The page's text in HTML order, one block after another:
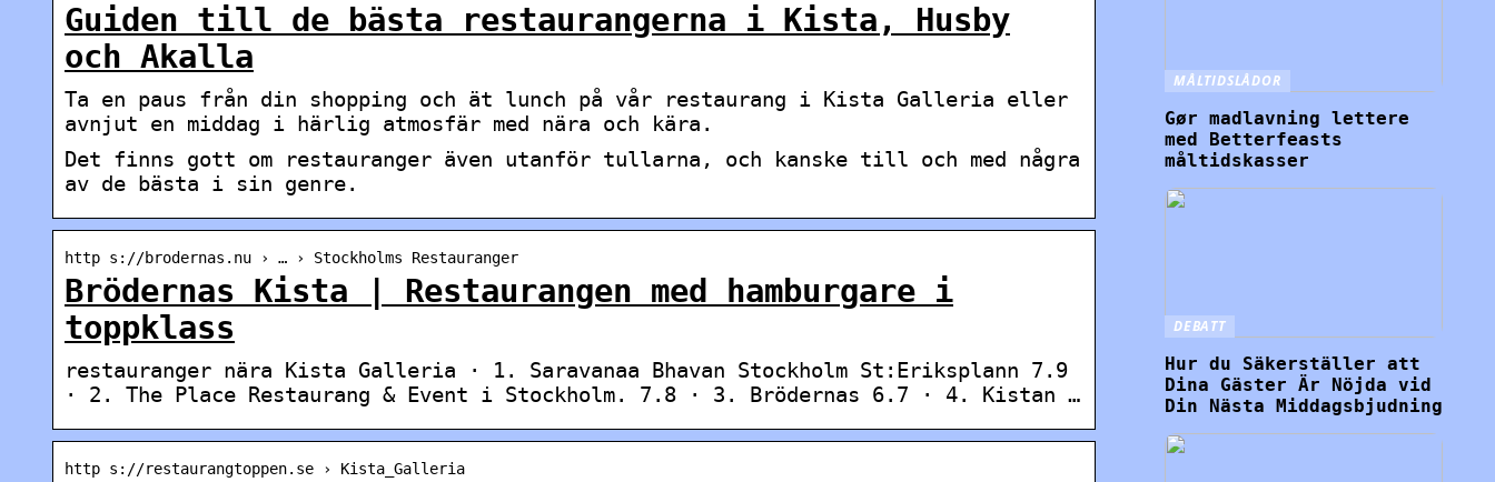
Guiden till de bästa restaurangerna i Kista, Husby
och Akalla
Ta en paus från din shopping och ät lunch på vår restaurang i Kista Galleria eller
avnjut en middag i härlig atmosfär med nära och kära.
Det finns gott om restauranger även utanför tullarna, och kanske till och med några
av de bästa i sin genre.
http s://brodernas.nu › … › Stockholms Restauranger
Brödernas Kista | Restaurangen med hamburgare i
toppklass
restauranger nära Kista Galleria · 1. Saravanaa Bhavan Stockholm St:Eriksplann 7.9
· 2. The Place Restaurang & Event i Stockholm. 7.8 · 3. Brödernas 6.7 · 4. Kistan …
http s://restaurangtoppen.se › Kista_Galleria
MÅLTIDSLÅDOR
Gør madlavning lettere
med Betterfeasts
måltidskasser
DEBATT
Hur du Säkerställer att
Dina Gäster Är Nöjda vid
Din Nästa Middagsbjudning